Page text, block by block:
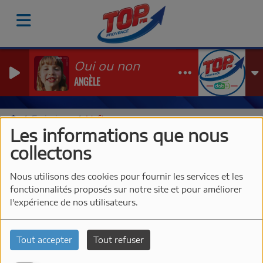
Les informations que nous
collectons
Nous utilisons des cookies pour fournir les services et les
fonctionnalités proposés sur notre site et pour améliorer
l'expérience de nos utilisateurs.
Tout accepter Tout refuser
Oui ou non
ANGÈLE
Emissions L'after
L'AFTER